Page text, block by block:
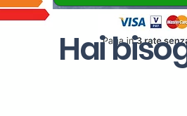
Hai